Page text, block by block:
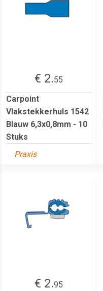
€ 2.55
Carpoint
Vlakstekkerhuls 1542
Blauw 6,3x0,8mm - 10
Stuks
Praxis
€ 2.95